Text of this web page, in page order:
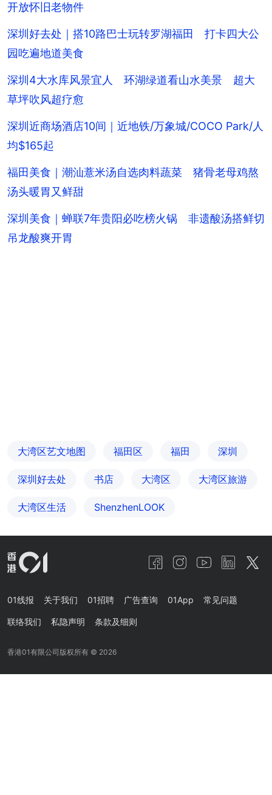
开放怀旧老物件
深圳好去处｜搭10路巴士玩转罗湖福田 打卡四大公
园吃遍地道美食
深圳4大水库风景宜人 环湖绿道看山水美景 超大
草坪吹风超疗愈
深圳近商场酒店10间｜近地铁/万象城/COCO Park/人
均$165起
福田美食｜潮汕薏米汤自选肉料蔬菜 猪骨老母鸡熬
汤头暖胃又鲜甜
深圳美食｜蝉联7年贵阳必吃榜火锅 非遗酸汤搭鲜切
吊龙酸爽开胃
大湾区艺文地图 福田区 福田 深圳
深圳好去处 书店 大湾区 大湾区旅游
大湾区生活 ShenzhenLOOK
01线报 关于我们 01招聘 广告查询 01App 常见问题
联络我们 私隐声明 条款及细则
香港01有限公司版权所有 © 2026